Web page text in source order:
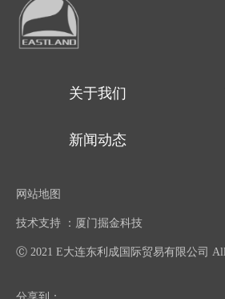
关于我们
新闻动态
网站地图
技术支持 ：厦门掘金科技
Ⓒ 2021 E大连东利成国际贸易有限公司 All